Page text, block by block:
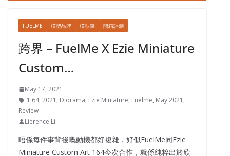
FUELME 模型品牌 模型車 開箱評測
跨界 – FuelMe X Ezie Miniature
Custom…
May 17, 2021
1:64, 2021 , Diorama, Ezie Miniature, Fuelme, May 2021 ,
Review
Lierence Li
唔係每件事背後嘅動機都好複雜，好似FuelMe同Ezie
Miniature Custom Art 164今次合作，就係純粹出於欣